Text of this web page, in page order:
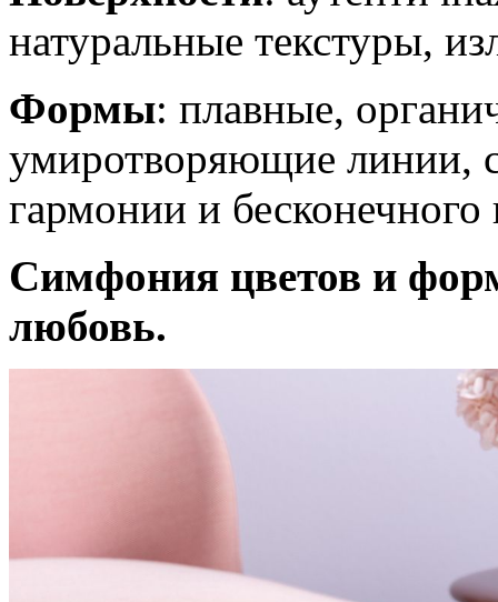
натуральные текстуры,
Формы: плавные,
умиротворяющие линии,
гармонии и бесконечного
Симфония цветов и
любовь.